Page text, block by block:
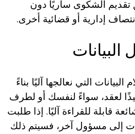
الشكوى ساريًا دون
إدارية أو قضائية أخرى.
التي نعالجها آليًا بناءً
لعقد، سواءً لنفسك أو لطرف
قابلة للقراءة آليًا. إذا طلبت
إلى مسؤول آخر، فسيتم ذلك